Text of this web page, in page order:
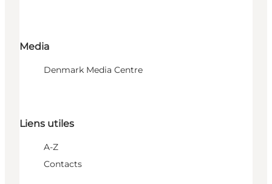
Media
Denmark Media Centre
Liens utiles
A-Z
Contacts